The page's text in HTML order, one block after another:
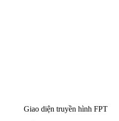
Giao diện truyền hình FPT